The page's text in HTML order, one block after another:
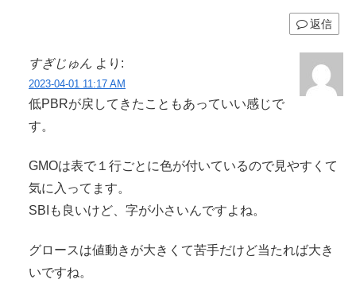
返信
すぎじゅん より:
2023-04-01 11:17 AM
低PBRが戻してきたこともあっていい感じで
す。
GMOは表で１行ごとに色が付いているので見やすくて
気に入ってます。
SBIも良いけど、字が小さいんですよね。
グロースは値動きが大きくて苦手だけど当たれば大き
いですね。